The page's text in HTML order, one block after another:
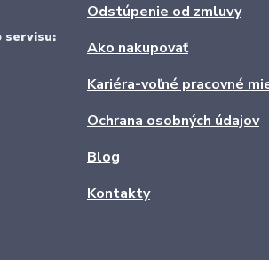
servisu:
Odstúpenie od zmluvy
Ako nakupovať
Kariéra-voľné pracovné
Ochrana osobných údajov
Blog
Kontakty